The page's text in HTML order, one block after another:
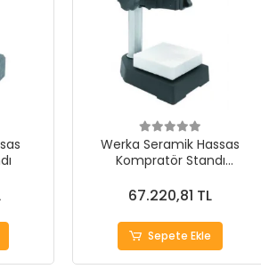
Werka Seramik Hassas
Kompratör Standı
67.220,81 TL
Sepete Ekle